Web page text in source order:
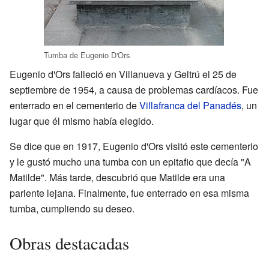
Tumba de Eugenio D'Ors
Eugenio d'Ors falleció en Villanueva y Geltrú el 25 de
septiembre de 1954, a causa de problemas cardíacos. Fue
enterrado en el cementerio deVillafranca del Panadés, un
lugar que él mismo había elegido.
Se dice que en 1917, Eugenio d'Ors visitó este cementerio
y le gustó mucho una tumba con un epitafio que decía "A
Matilde". Más tarde, descubrió que Matilde era una
pariente lejana. Finalmente, fue enterrado en esa misma
tumba, cumpliendo su deseo.
Obras destacadas